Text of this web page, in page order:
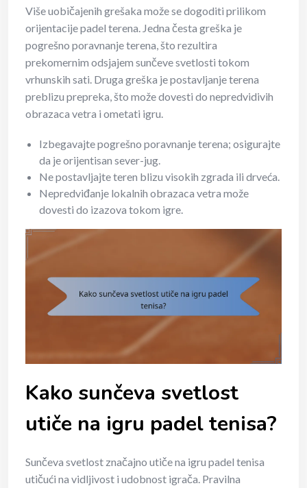
Više uobičajenih grešaka može se dogoditi prilikom
orijentacije padel terena. Jedna česta greška je
pogrešno poravnanje terena, što rezultira
prekomernim odsjajem sunčeve svetlosti tokom
vrhunskih sati. Druga greška je postavljanje terena
preblizu prepreka, što može dovesti do nepredvidivih
obrazaca vetra i ometati igru.
Izbegavajte pogrešno poravnanje terena; osigurajte
da je orijentisan sever-jug.
Ne postavljajte teren blizu visokih zgrada ili drveća.
Nepredviđanje lokalnih obrazaca vetra može
dovesti do izazova tokom igre.
Kako sunčeva svetlost
utiče na igru padel tenisa?
Sunčeva svetlost značajno utiče na igru padel tenisa
utičući na vidljivost i udobnost igrača. Pravilna